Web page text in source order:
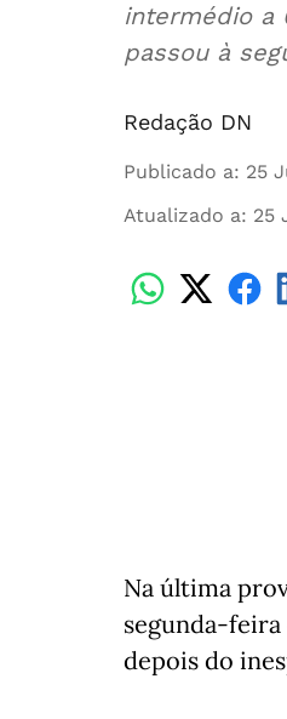
intermédio a
passou à
Redação DN
Publicado a: 25
Atualizado a: 25
Na última
segunda-
depois do